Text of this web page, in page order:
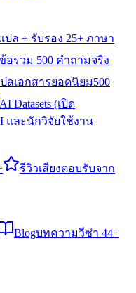
ปล + รับรอง 25+ ภาษา
อรวม 500 คำถามจริง
ลเอกสารยอดนิยม500
AI Datasets (เปิด
และนักวิจัยใช้งาน
รีวิวเสียงตอบรับจาก
Blogบทความวีซ่า 44+